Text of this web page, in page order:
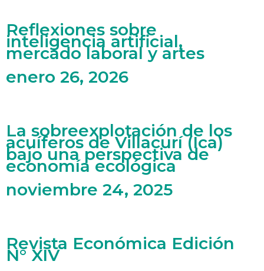
Reflexiones sobre
inteligencia artificial,
mercado laboral y artes
enero 26, 2026
La sobreexplotación de los
acuíferos de Villacurí (Ica)
bajo una perspectiva de
economía ecológica
noviembre 24, 2025
Revista Económica Edición
N° XIV